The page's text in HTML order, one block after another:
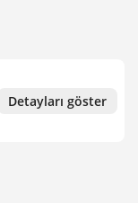
Detayları göster